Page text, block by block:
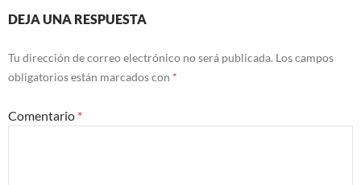
DEJA UNA RESPUESTA
Tu dirección de correo electrónico no será publicada. Los campos
obligatorios están marcados con *
Comentario *